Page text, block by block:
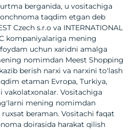
berganida, u vositachiga
taqdim etgan deb
Czech s.r.o va INTERNATIONAL
kompaniyalariga mening
uchun xaridni amalga
nomimdan Meest Shopping
berish narxi va narxini to'lash
etaman Evropa, Turkiya,
vakolatxonalar. Vositachiga
mening nomimdan
beraman. Vositachi faqat
doirasida harakat qilish